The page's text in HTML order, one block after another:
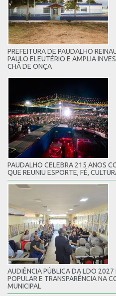
PREFEITURA DE PAUDALHO
PAULO ELEUTÉRIO E AMPLIA
CHÃ DE ONÇA
PAUDALHO CELEBRA 215 ANOS
QUE REUNIU ESPORTE, FÉ,
AUDIÊNCIA PÚBLICA DA LDO 2027
POPULAR E TRANSPARÊNCIA NA
MUNICIPAL